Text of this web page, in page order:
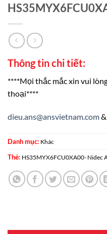
Thông tin chi tiết:
****Mọi thắc mắc xin vui
thoại****
dieu.ans@ansvietnam.com&
Danh mục: Khác
Thẻ: HS35MYX6FCU0XA00- Nidec